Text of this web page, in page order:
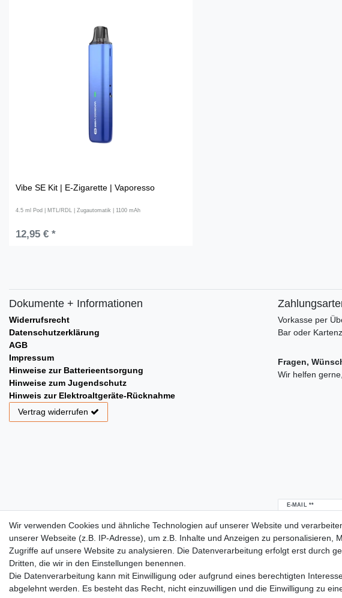
Vibe SE Kit | E-Zigarette | Vaporesso
4.5 ml Pod | MTL/RDL | Zugautomatik | 1100 mAh
12,95 € *
Dokumente + Informationen
Widerrufsrecht
Datenschutzerklärung
AGB
Impressum
Hinweise zur Batterieentsorgung
Hinweise zum Jugendschutz
Hinweis zur Elektroaltgeräte-Rücknahme
Vertrag widerrufen
Vorkasse per
Bar oder
Fragen,
Wir helfen
E-MAIL **
Newsletter
Hiermit bestätige
Meine
Wir verwenden Cookies und ähnliche Technologien auf unserer Website und
unserer Webseite (z.B. IP-Adresse), um z.B. Inhalte und Anzeigen zu personalisieren,
Zugriffe auf unsere Website zu analysieren. Die Datenverarbeitung erfolgt erst durch
Dritten, die wir in den Einstellungen benennen.
Die Datenverarbeitung kann mit Einwilligung oder aufgrund eines berechtigten
abgelehnt werden. Es besteht das Recht, nicht einzuwilligen und die Einwilligung zu